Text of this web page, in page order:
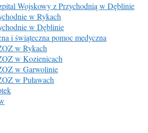
Wojskowy z Przychodnią w Dęblinie
w Rykach
w Dęblinie
i świąteczna pomoc medyczna
w Rykach
w Kozienicach
w Garwolinie
w Puławach